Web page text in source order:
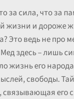
за сила, что за
жизни и дороже
Это ведь не про
здесь – лишь
жизнь его
свободы.
связывающая его